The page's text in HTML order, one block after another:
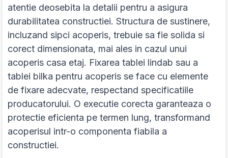
atentie deosebita la detalii pentru a asigura
durabilitatea constructiei. Structura de sustinere,
incluzand sipci acoperis, trebuie sa fie solida si
corect dimensionata, mai ales in cazul unui
acoperis casa etaj. Fixarea tablei lindab sau a
tablei bilka pentru acoperis se face cu elemente
de fixare adecvate, respectand specificatiile
producatorului. O executie corecta garanteaza o
protectie eficienta pe termen lung, transformand
acoperisul intr-o componenta fiabila a
constructiei.